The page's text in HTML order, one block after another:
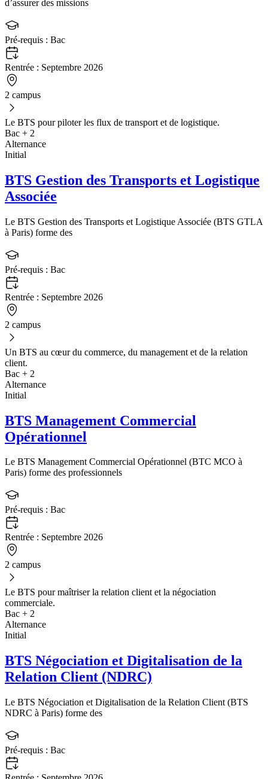
d’assurer des missions
Pré-requis : Bac
Rentrée : Septembre 2026
2 campus
Le BTS pour piloter les flux de transport et de logistique.
Bac + 2
Alternance
Initial
BTS Gestion des Transports et Logistique
Associée
Le BTS Gestion des Transports et Logistique Associée (BTS GTLA
à Paris) forme des
Pré-requis : Bac
Rentrée : Septembre 2026
2 campus
Un BTS au cœur du commerce, du management et de la relation
client.
Bac + 2
Alternance
Initial
BTS Management Commercial
Opérationnel
Le BTS Management Commercial Opérationnel (BTC MCO à
Paris) forme des professionnels
Pré-requis : Bac
Rentrée : Septembre 2026
2 campus
Le BTS pour maîtriser la relation client et la négociation
commerciale.
Bac + 2
Alternance
Initial
BTS Négociation et Digitalisation de la
Relation Client (NDRC)
Le BTS Négociation et Digitalisation de la Relation Client (BTS
NDRC à Paris) forme des
Pré-requis : Bac